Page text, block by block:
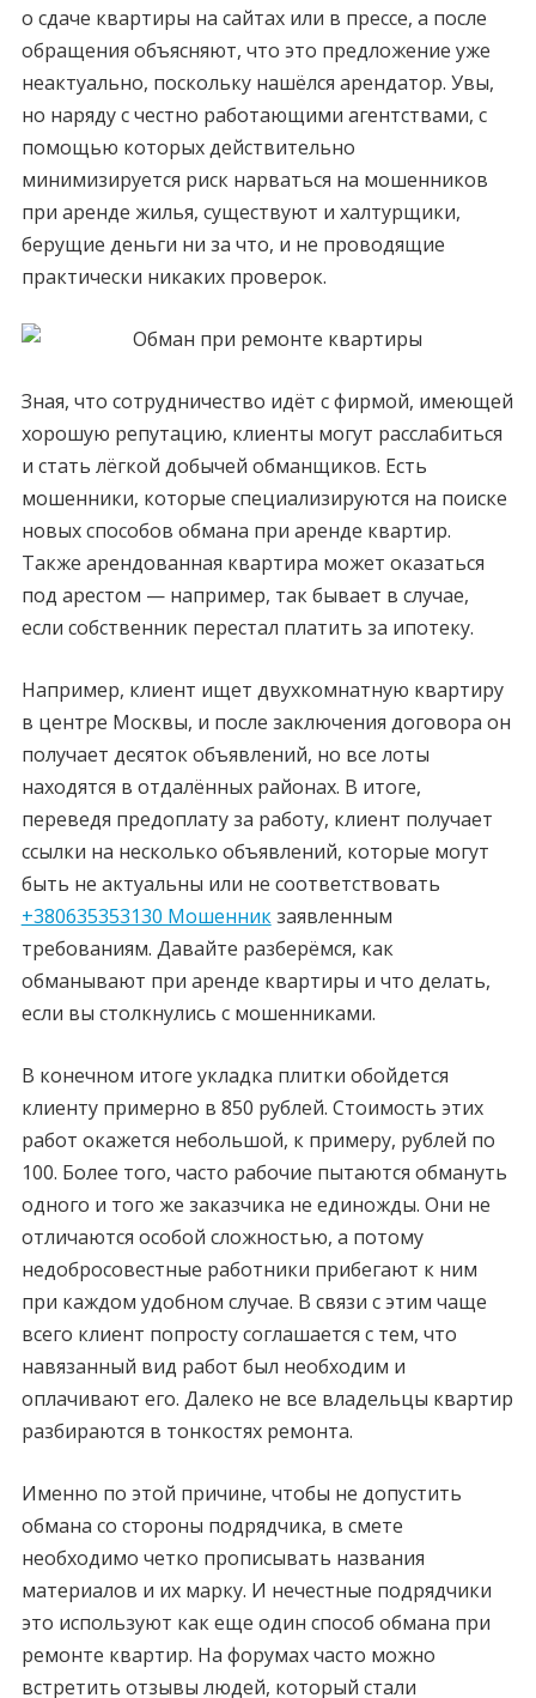
о сдаче квартиры на сайтах или в прессе, а после
обращения объясняют, что это предложение уже
неактуально, поскольку нашёлся арендатор. Увы,
но наряду с честно работающими агентствами, с
помощью которых действительно
минимизируется риск нарваться на мошенников
при аренде жилья, существуют и халтурщики,
берущие деньги ни за что, и не проводящие
практически никаких проверок.
Зная, что сотрудничество идёт с фирмой, имеющей
хорошую репутацию, клиенты могут расслабиться
и стать лёгкой добычей обманщиков. Есть
мошенники, которые специализируются на поиске
новых способов обмана при аренде квартир.
Также арендованная квартира может оказаться
под арестом — например, так бывает в случае,
если собственник перестал платить за ипотеку.
Например, клиент ищет двухкомнатную квартиру
в центре Москвы, и после заключения договора он
получает десяток объявлений, но все лоты
находятся в отдалённых районах. В итоге,
переведя предоплату за работу, клиент получает
ссылки на несколько объявлений, которые могут
быть не актуальны или не соответствовать
+380635353130 Мошенникзаявленным
требованиям. Давайте разберëмся, как
обманывают при аренде квартиры и что делать,
если вы столкнулись с мошенниками.
В конечном итоге укладка плитки обойдется
клиенту примерно в 850 рублей. Стоимость этих
работ окажется небольшой, к примеру, рублей по
100. Более того, часто рабочие пытаются обмануть
одного и того же заказчика не единожды. Они не
отличаются особой сложностью, а потому
недобросовестные работники прибегают к ним
при каждом удобном случае. В связи с этим чаще
всего клиент попросту соглашается с тем, что
навязанный вид работ был необходим и
оплачивают его. Далеко не все владельцы квартир
разбираются в тонкостях ремонта.
Именно по этой причине, чтобы не допустить
обмана со стороны подрядчика, в смете
необходимо четко прописывать названия
материалов и их марку. И нечестные подрядчики
это используют как еще один способ обмана при
ремонте квартир. На форумах часто можно
встретить отзывы людей, который стали